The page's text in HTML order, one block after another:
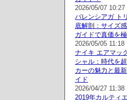
2026/05/07 10:27
バレンシアガ ト
底解剖：サイズ
ガイドで真価を
2026/05/05 11:18
ナイキ エアマッ
シャル：時代を
カーの魅力と最
イド
2026/04/27 11:38
2019年カルティ